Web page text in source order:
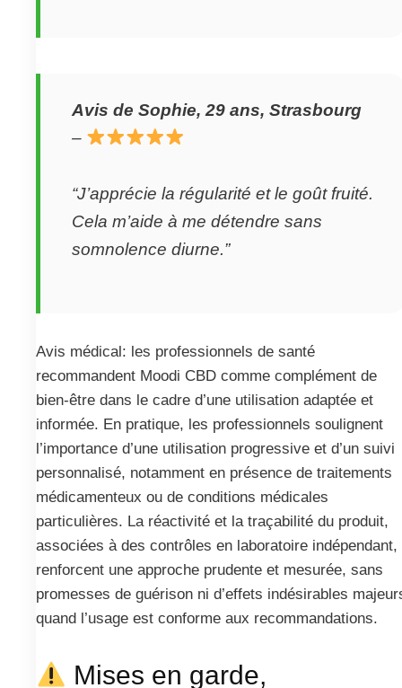
Avis de Sophie, 29 ans, Strasbourg
–
“J’apprécie la régularité et le goût fruité.
Cela m’aide à me détendre sans
somnolence diurne.”
Avis médical: les professionnels de santé
recommandent Moodi CBD comme complément de
bien‑être dans le cadre d’une utilisation adaptée et
informée. En pratique, les professionnels soulignent
l’importance d’une utilisation progressive et d’un suivi
personnalisé, notamment en présence de traitements
médicamenteux ou de conditions médicales
particulières. La réactivité et la traçabilité du produit,
associées à des contrôles en laboratoire indépendant,
renforcent une approche prudente et mesurée, sans
promesses de guérison ni d’effets indésirables
quand l’usage est conforme aux recommandations.
Mises en garde,